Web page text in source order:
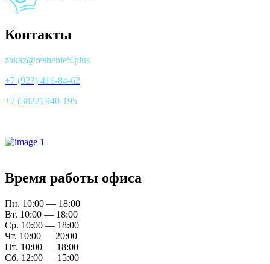
Контакты
zakaz@reshenie5.plus
+7 (923) 416-84-62
+7 (3822) 940-195
Время работы офиса
Пн. 10:00 — 18:00
Вт. 10:00 — 18:00
Ср. 10:00 — 18:00
Чт. 10:00 — 20:00
Пт. 10:00 — 18:00
Сб. 12:00 — 15:00